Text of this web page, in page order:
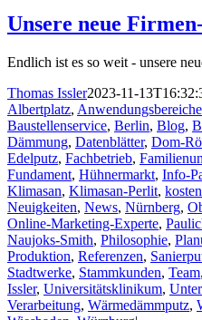
Unsere neue
Endlich ist es so weit - unsere
Thomas Issler2023-11-
Albertplatz, Anwendungsbereiche
Baustellenservice, Berlin, Blog,
Dämmung, Datenblätter, Dom-
Edelputz, Fachbetrieb,
Fundament, Hühnermarkt, Info-
Klimasan, Klimasan-Perlit,
Neuigkeiten, News, Nürnberg,
Online-Marketing-Experte,
Naujoks-Smith, Philosophie,
Produktion, Referenzen,
Stadtwerke, Stammkunden, Team,
Issler, Universitätsklinikum,
Verarbeitung, Wärmedämmputz,